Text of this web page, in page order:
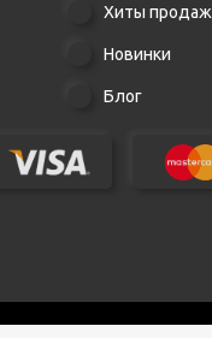
Хиты продаж
Новинки
Блог